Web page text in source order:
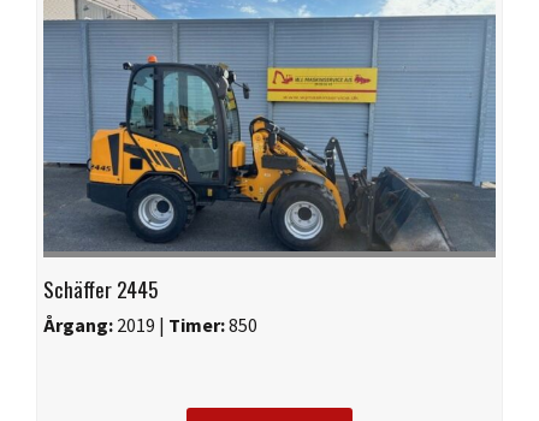
Schäffer 2445
Årgang: 2019 | Timer:850